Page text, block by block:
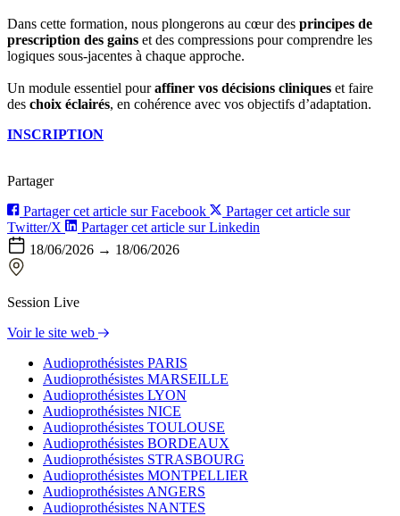
Dans cette formation, nous plongerons au cœur des principes de
prescription des gains et des compressions pour comprendre les
logiques sous-jacentes à chaque approche.
Un module essentiel pouraffiner vos décisions cliniques et faire
des choix éclairés, en cohérence avec vos objectifs d’adaptation.
INSCRIPTION
Partager
Partager cet article sur Facebook
Partager cet article sur
Twitter/X
Partager cet article sur Linkedin
18/06/2026 → 18/06/2026
Session Live
Voir le site web
Audioprothésistes PARIS
Audioprothésistes MARSEILLE
Audioprothésistes LYON
Audioprothésistes NICE
Audioprothésistes TOULOUSE
Audioprothésistes BORDEAUX
Audioprothésistes STRASBOURG
Audioprothésistes MONTPELLIER
Audioprothésistes ANGERS
Audioprothésistes NANTES